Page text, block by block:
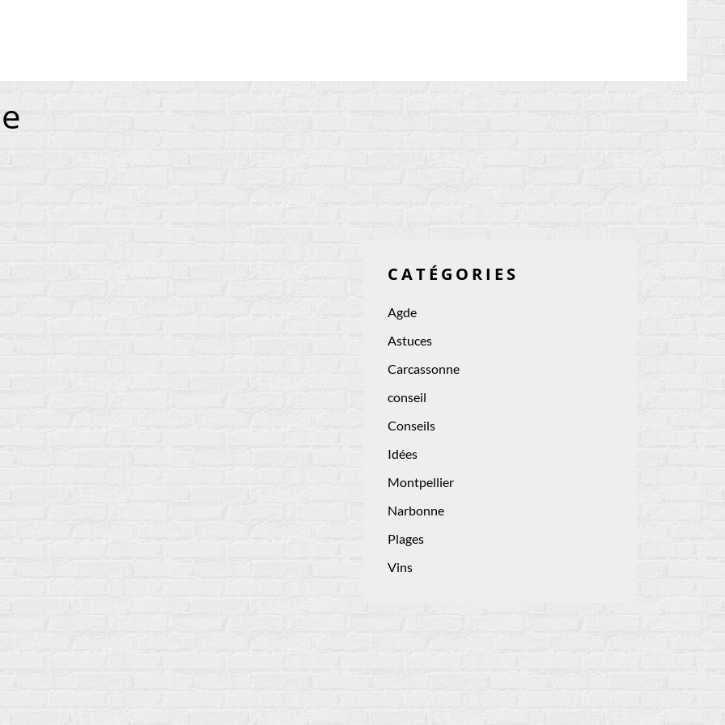
CATÉGORIES
Agde
Astuces
Carcassonne
conseil
Conseils
Idées
Montpellier
Narbonne
Plages
Vins